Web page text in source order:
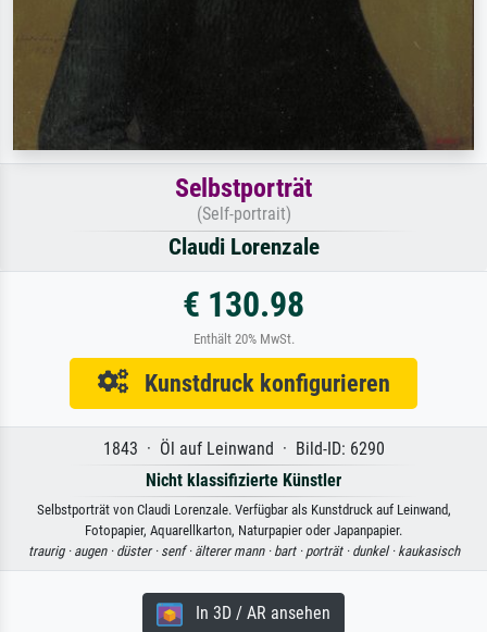
Selbstporträt
(Self-portrait)
Claudi Lorenzale
€ 130.98
Enthält 20% MwSt.
Kunstdruck konfigurieren
1843 · Öl auf Leinwand · Bild-ID: 6290
Nicht klassifizierte Künstler
Selbstporträt von Claudi Lorenzale. Verfügbar als Kunstdruck auf Leinwand,
Fotopapier, Aquarellkarton, Naturpapier oder Japanpapier.
traurig · augen · düster · senf · älterer mann · bart · porträt · dunkel · kaukasisch
In 3D / AR ansehen